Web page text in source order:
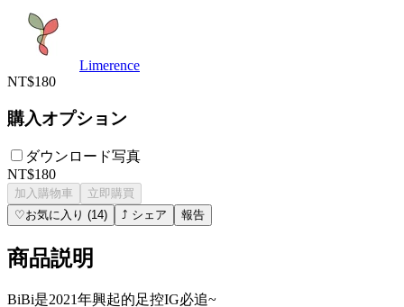
Limerence
NT$180
購入オプション
ダウンロード写真
NT$180
加入購物車
立即購買
♡お気に入り (14) ⤴ シェア 報告
商品説明
BiBi是2021年興起的足控IG必追~